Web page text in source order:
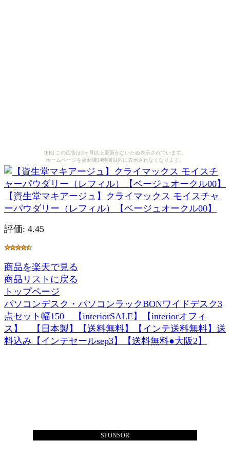
[PR] この広告は3ヶ月以上更新がないため表示されています。
ホームページを更新後24時間以内に表示されなくなります。
【資生堂マキアージュ】クライマックス モイスチャ
ーパウダリー（レフィル）【ベージュオークル00】
評価: 4.45
商品を楽天で見る
商品リストに戻る
トップページ
パソコンデスク・パソコンラックBONワイドデスク3
点セット幅150 【interiorSALE】【interiorオフィ
ス】 【日本製】【送料無料】【インテ送料無料】送
料込み【インテセールsep3】【送料無料●大阪2】
SPONSOR